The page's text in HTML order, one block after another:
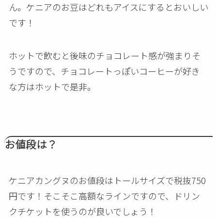
ん。ケニアのお豆はどれもアイスにするとおいしい
です！
ホットで飲むと後味のチョコレート感が強まりそ
うですので、チョコレートっぽいコーヒーが好き
な方はホットで是非。
お値段は？
ケニアカングヌのお値段はトールサイズで税抜750
円です！そこそこ高額なラインですので、ドリン
クチケットを使うのが良いでしょう！